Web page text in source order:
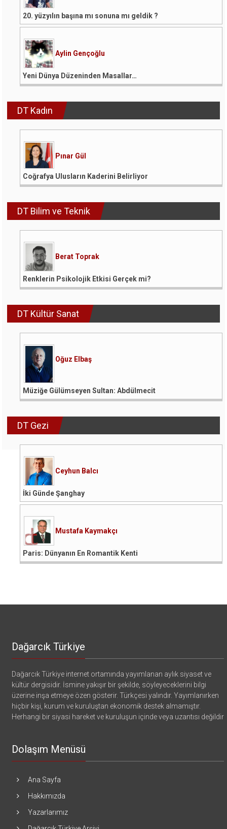
20. yüzyılın başına mı sonuna mı geldik ?
Aylin Gençoğlu
Yeni Dünya Düzeninden Masallar…
DT Kadın
Pınar Gül
Coğrafya Ulusların Kaderini Belirliyor
DT Bilim ve Teknik
Berat Toprak
Renklerin Psikolojik Etkisi Gerçek mi?
DT Kültür Sanat
Oğuz Elbaş
Müziğe Gülümseyen Sultan: Abdülmecit
DT Gezi
Ceyhun Balcı
İki Günde Şanghay
Mustafa Kaymakçı
Paris: Dünyanın En Romantik Kenti
Dağarcık Türkiye
Dağarcık Türkiye internet ortamında yayımlanan aylık siyaset ve
kültür dergisidir. İsmine yakışır bir şekilde, söyleyeceklerini bilgi
üzerine inşa etmeye özen gösterir. Türkçesi yalındır. Yayımlanırken
hiçbir kişi, kurum ve kuruluştan ekonomik destek almamıştır.
Herhangi bir siyasi hareket ve kuruluşun içinde veya uzantısı değildir
Dolaşım Menüsü
Ana Sayfa
Hakkımızda
Yazarlarımız